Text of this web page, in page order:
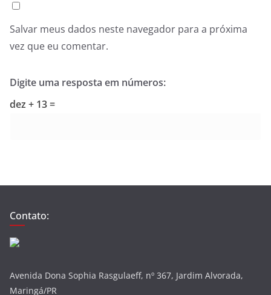
Salvar meus dados neste navegador para a próxima
vez que eu comentar.
Digite uma resposta em números:
dez + 13 =
Contato:
Avenida Dona Sophia Rasgulaeff, nº 367, Jardim Alvorada,
Maringá/PR